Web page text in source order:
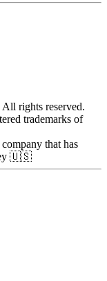
rights reserved.
trademarks of
that has
🇺🇸